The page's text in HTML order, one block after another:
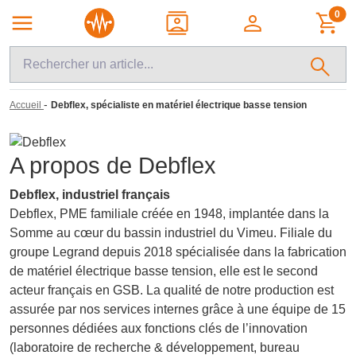
0
Accueil - Debflex, spécialiste en matériel électrique basse tension
A propos de Debflex
Debflex, industriel français
Debflex, PME familiale créée en 1948, implantée dans la
Somme au cœur du bassin industriel du Vimeu. Filiale du
groupe Legrand depuis 2018 spécialisée dans la fabrication
de matériel électrique basse tension, elle est le second
acteur français en GSB. La qualité de notre production est
assurée par nos services internes grâce à une équipe de 15
personnes dédiées aux fonctions clés de l’innovation
(laboratoire de recherche & développement, bureau